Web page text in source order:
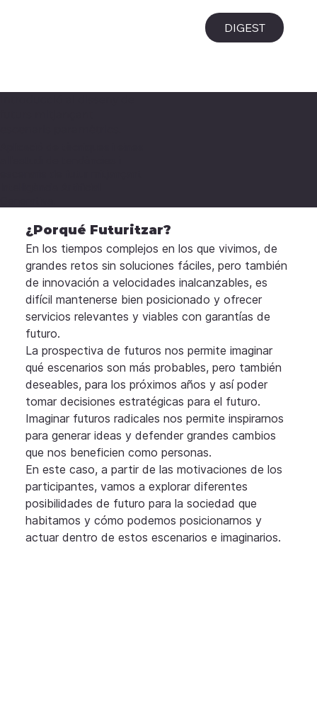
DIGEST
¿Porqué Futuritzar?
En los tiempos complejos en los que vivimos, de
grandes retos sin soluciones fáciles, pero también
de innovación a velocidades inalcanzables, es
difícil mantenerse bien posicionado y ofrecer
servicios relevantes y viables con garantías de
futuro.
La prospectiva de futuros nos permite imaginar
qué escenarios son más probables, pero también
deseables, para los próximos años y así poder
tomar decisiones estratégicas para el futuro.
Imaginar futuros radicales nos permite inspirarnos
para generar ideas y defender grandes cambios
que nos beneficien como personas.
En este caso, a partir de las motivaciones de los
participantes, vamos a explorar diferentes
posibilidades de futuro para la sociedad que
habitamos y cómo podemos posicionarnos y
actuar dentro de estos escenarios e imaginarios.